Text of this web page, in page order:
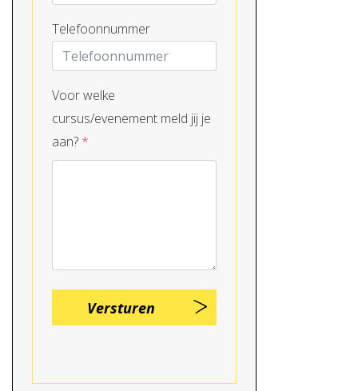
Telefoonnummer
Voor welke
cursus/evenement meld jij je
aan? *